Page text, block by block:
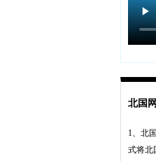
北国
1、北
式将北